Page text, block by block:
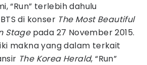
“Run” terlebih dahulu
di konser The Most Beautiful
Stage pada 27 November 2015.
makna yang dalam terkait
The Korea Herald, “Run”